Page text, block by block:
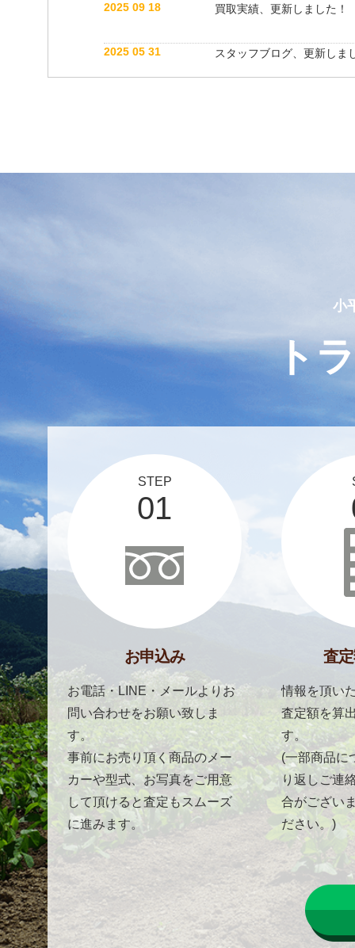
2025 09 18 買取実績、更新しました！
2025 05 31 スタッフブログ、更新しま
小
ト
STEP
01
お申込み
お電話・LINE・メールよりお
問い合わせをお願い致しま
す。
事前にお売り頂く商品のメー
カーや型式、お写真をご用意
して頂けると査定もスムーズ
に進みます。
査
情報を頂い
査定額を算
す。
(一部商品に
り返しご連
合がござい
ださい。)